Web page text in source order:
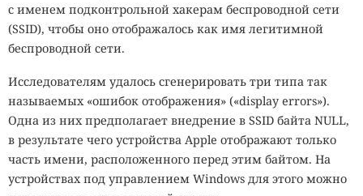
с именем подконтрольной хакерам беспроводной сети
(SSID), чтобы оно отображалось как имя легитимной
беспроводной сети.
Исследователям удалось сгенерировать три типа так
называемых «ошибок отображения» («display errors»).
Одна из них предполагает внедрение в SSID байта NULL,
в результате чего устройства Apple отображают только
часть имени, расположенного перед этим байтом. На
устройствах под управлением Windows для этого можно